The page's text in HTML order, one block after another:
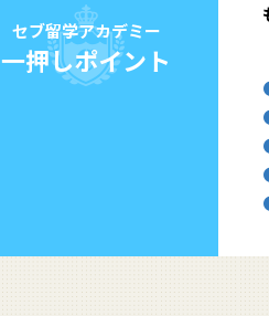
セブ留学アカデミー
一押しポイント